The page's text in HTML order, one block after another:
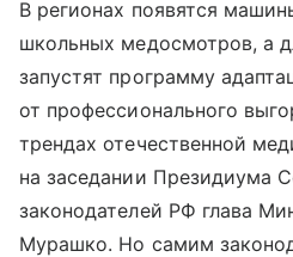
В регионах появятся
школьных медосмотров, а
запустят программу
от профессионального
трендах отечественной
на заседании Президиума
законодателей РФ глава
Мурашко. Но самим